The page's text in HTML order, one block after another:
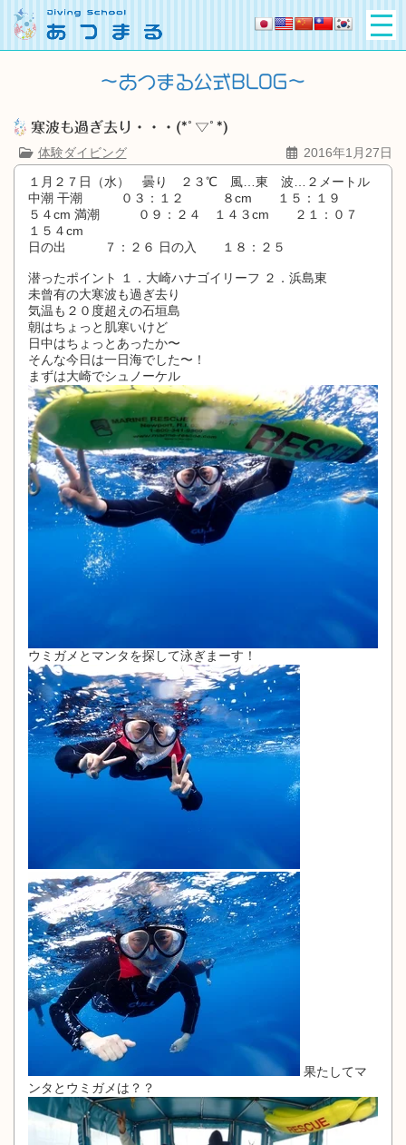
寒波も過ぎ去り・・・(*ﾟ▽ﾟ*)
体験ダイビング
2016年1月27日
１月２７日（水） 曇り ２３℃ 風…東 波…２メートル
中潮 干潮 ０３：１２ ８cm １５：１９
５４cm 満潮 ０９：２４ １４３cm ２１：０７
１５４cm
日の出 ７：２６ 日の入 １８：２５
潜ったポイント １．大崎ハナゴイリーフ ２．浜島東
未曾有の大寒波も過ぎ去り
気温も２０度超えの石垣島
朝はちょっと肌寒いけど
日中はちょっとあったか〜
そんな今日は一日海でした〜！
まずは大崎でシュノーケル
ウミガメとマンタを探して泳ぎまーす！
果たしてマ
ンタとウミガメは？？